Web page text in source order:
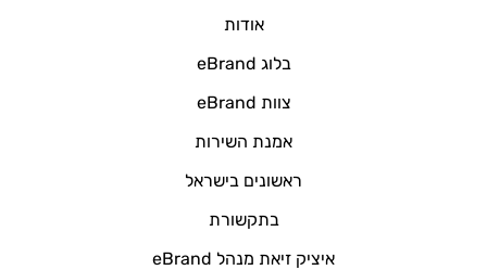
אודות
בלוג eBrand
צוות eBrand
אמנת השירות
ראשונים בישראל
בתקשורת
איציק זיאת מנהל eBrand